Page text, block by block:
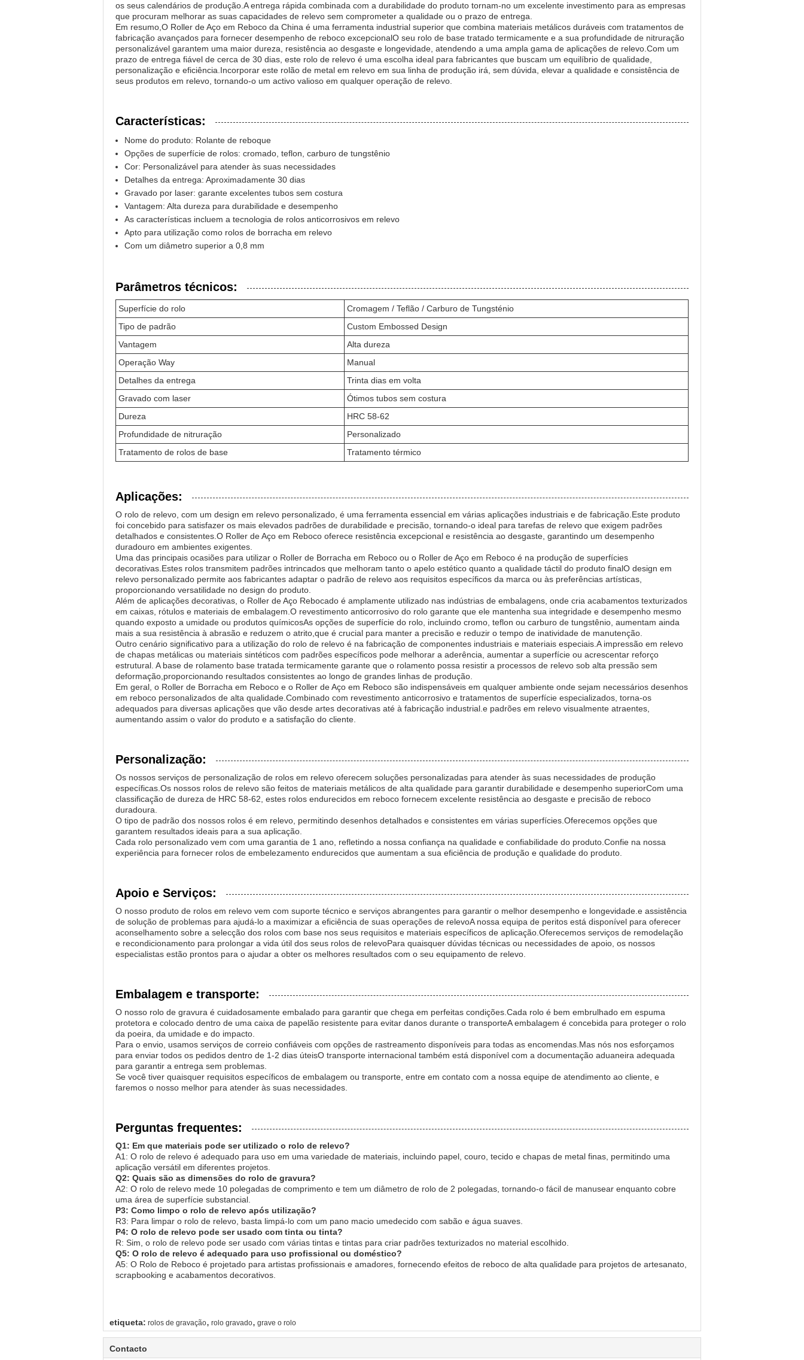
os seus calendários de produção.A entrega rápida combinada com a durabilidade do produto tornam-no um excelente investimento para as empresas
que procuram melhorar as suas capacidades de relevo sem comprometer a qualidade ou o prazo de entrega.
Em resumo,O Roller de Aço em Reboco da China é uma ferramenta industrial superior que combina materiais metálicos duráveis com tratamentos de
fabricação avançados para fornecer desempenho de reboco excepcionalO seu rolo de base tratado termicamente e a sua profundidade de nitruração
personalizável garantem uma maior dureza, resistência ao desgaste e longevidade, atendendo a uma ampla gama de aplicações de relevo.Com um
prazo de entrega fiável de cerca de 30 dias, este rolo de relevo é uma escolha ideal para fabricantes que buscam um equilíbrio de qualidade,
personalização e eficiência.Incorporar este rolão de metal em relevo em sua linha de produção irá, sem dúvida, elevar a qualidade e consistência de
seus produtos em relevo, tornando-o um activo valioso em qualquer operação de relevo.
Características:
Nome do produto: Rolante de reboque
Opções de superfície de rolos: cromado, teflon, carburo de tungstênio
Cor: Personalizável para atender às suas necessidades
Detalhes da entrega: Aproximadamente 30 dias
Gravado por laser: garante excelentes tubos sem costura
Vantagem: Alta dureza para durabilidade e desempenho
As características incluem a tecnologia de rolos anticorrosivos em relevo
Apto para utilização como rolos de borracha em relevo
Com um diâmetro superior a 0,8 mm
Parâmetros técnicos:
Superfície do rolo
Cromagem / Teflão / Carburo de Tungsténio
Tipo de padrão
Custom Embossed Design
Vantagem
Alta dureza
Operação Way
Manual
Detalhes da entrega
Trinta dias em volta
Gravado com laser
Ótimos tubos sem costura
Dureza
HRC 58-62
Profundidade de nitruração
Personalizado
Tratamento de rolos de base
Tratamento térmico
Aplicações:
O rolo de relevo, com um design em relevo personalizado, é uma ferramenta essencial em várias aplicações industriais e de fabricação.Este produto
foi concebido para satisfazer os mais elevados padrões de durabilidade e precisão, tornando-o ideal para tarefas de relevo que exigem padrões
detalhados e consistentes.O Roller de Aço em Reboco oferece resistência excepcional e resistência ao desgaste, garantindo um desempenho
duradouro em ambientes exigentes.
Uma das principais ocasiões para utilizar o Roller de Borracha em Reboco ou o Roller de Aço em Reboco é na produção de superfícies
decorativas.Estes rolos transmitem padrões intrincados que melhoram tanto o apelo estético quanto a qualidade táctil do produto finalO design em
relevo personalizado permite aos fabricantes adaptar o padrão de relevo aos requisitos específicos da marca ou às preferências artísticas,
proporcionando versatilidade no design do produto.
Além de aplicações decorativas, o Roller de Aço Rebocado é amplamente utilizado nas indústrias de embalagens, onde cria acabamentos texturizados
em caixas, rótulos e materiais de embalagem.O revestimento anticorrosivo do rolo garante que ele mantenha sua integridade e desempenho mesmo
quando exposto a umidade ou produtos químicosAs opções de superfície do rolo, incluindo cromo, teflon ou carburo de tungstênio, aumentam ainda
mais a sua resistência à abrasão e reduzem o atrito,que é crucial para manter a precisão e reduzir o tempo de inatividade de manutenção.
Outro cenário significativo para a utilização do rolo de relevo é na fabricação de componentes industriais e materiais especiais.A impressão em relevo
de chapas metálicas ou materiais sintéticos com padrões específicos pode melhorar a aderência, aumentar a superfície ou acrescentar reforço
estrutural. A base de rolamento base tratada termicamente garante que o rolamento possa resistir a processos de relevo sob alta pressão sem
deformação,proporcionando resultados consistentes ao longo de grandes linhas de produção.
Em geral, o Roller de Borracha em Reboco e o Roller de Aço em Reboco são indispensáveis em qualquer ambiente onde sejam necessários desenhos
em reboco personalizados de alta qualidade.Combinado com revestimento anticorrosivo e tratamentos de superfície especializados, torna-os
adequados para diversas aplicações que vão desde artes decorativas até à fabricação industrial.e padrões em relevo visualmente atraentes,
aumentando assim o valor do produto e a satisfação do cliente.
Personalização:
Os nossos serviços de personalização de rolos em relevo oferecem soluções personalizadas para atender às suas necessidades de produção
específicas.Os nossos rolos de relevo são feitos de materiais metálicos de alta qualidade para garantir durabilidade e desempenho superiorCom uma
classificação de dureza de HRC 58-62, estes rolos endurecidos em reboco fornecem excelente resistência ao desgaste e precisão de reboco
duradoura.
O tipo de padrão dos nossos rolos é em relevo, permitindo desenhos detalhados e consistentes em várias superfícies.Oferecemos opções que
garantem resultados ideais para a sua aplicação.
Cada rolo personalizado vem com uma garantia de 1 ano, refletindo a nossa confiança na qualidade e confiabilidade do produto.Confie na nossa
experiência para fornecer rolos de embelezamento endurecidos que aumentam a sua eficiência de produção e qualidade do produto.
Apoio e Serviços:
O nosso produto de rolos em relevo vem com suporte técnico e serviços abrangentes para garantir o melhor desempenho e longevidade.e assistência
de solução de problemas para ajudá-lo a maximizar a eficiência de suas operações de relevoA nossa equipa de peritos está disponível para oferecer
aconselhamento sobre a selecção dos rolos com base nos seus requisitos e materiais específicos de aplicação.Oferecemos serviços de remodelação
e recondicionamento para prolongar a vida útil dos seus rolos de relevoPara quaisquer dúvidas técnicas ou necessidades de apoio, os nossos
especialistas estão prontos para o ajudar a obter os melhores resultados com o seu equipamento de relevo.
Embalagem e transporte:
O nosso rolo de gravura é cuidadosamente embalado para garantir que chega em perfeitas condições.Cada rolo é bem embrulhado em espuma
protetora e colocado dentro de uma caixa de papelão resistente para evitar danos durante o transporteA embalagem é concebida para proteger o rolo
da poeira, da umidade e do impacto.
Para o envio, usamos serviços de correio confiáveis com opções de rastreamento disponíveis para todas as encomendas.Mas nós nos esforçamos
para enviar todos os pedidos dentro de 1-2 dias úteisO transporte internacional também está disponível com a documentação aduaneira adequada
para garantir a entrega sem problemas.
Se você tiver quaisquer requisitos específicos de embalagem ou transporte, entre em contato com a nossa equipe de atendimento ao cliente, e
faremos o nosso melhor para atender às suas necessidades.
Perguntas frequentes:
Q1: Em que materiais pode ser utilizado o rolo de relevo?
A1: O rolo de relevo é adequado para uso em uma variedade de materiais, incluindo papel, couro, tecido e chapas de metal finas, permitindo uma
aplicação versátil em diferentes projetos.
Q2: Quais são as dimensões do rolo de gravura?
A2: O rolo de relevo mede 10 polegadas de comprimento e tem um diâmetro de rolo de 2 polegadas, tornando-o fácil de manusear enquanto cobre
uma área de superfície substancial.
P3: Como limpo o rolo de relevo após utilização?
R3: Para limpar o rolo de relevo, basta limpá-lo com um pano macio umedecido com sabão e água suaves.
P4: O rolo de relevo pode ser usado com tinta ou tinta?
R: Sim, o rolo de relevo pode ser usado com várias tintas e tintas para criar padrões texturizados no material escolhido.
Q5: O rolo de relevo é adequado para uso profissional ou doméstico?
A5: O Rolo de Reboco é projetado para artistas profissionais e amadores, fornecendo efeitos de reboco de alta qualidade para projetos de artesanato,
scrapbooking e acabamentos decorativos.
etiqueta: rolos de gravação, rolo gravado, grave o rolo
Contacto